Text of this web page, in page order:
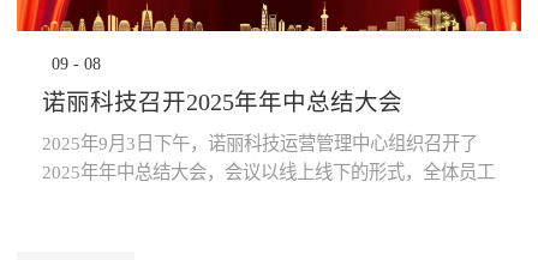
实时监测，并对异常状态报
分析校验，提前预知轮胎异常
状态进行预防性报警提
示。 产品优势： · 采用进口定
制的专业级精密胎压监测芯
片；· 系统采用了主要部件做
平提供依据；另一方面，系统
提升地铁运营企业运营管理能
力。· 为决策提供依据：车辆
设备健康状态、车辆检修作业
数据的及时、准确传递与分
行。 分系统： 1、车载数据采
摄像机、光源、电源、工控
机、3G无线网络设备等。2、
公共网络· 通过公共网络进行
数据传输。· 网络可以采用
Internet公用网络，也可使用地
产品子系统： 车号图像
统 轮对尺寸检测系统
轴温在线检测系统 产品优
势： 1、体积小:采用了多
线激光专利技术，模块化设
09 - 08
诺丽科技召开2025年年中总结大会
2025年9月3日下午，诺丽科技运营管理中心组织召开了
2025年年中总结大会，会议以线上线下的形式，全体员工